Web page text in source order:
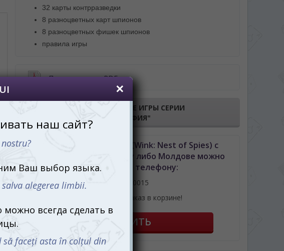
32 карты контрразведки
8 разноцветных карт шпионов
8 разноцветных фишек шпионов
правила игры
Правила игры в PDF
ПОКАЗАТЬ ВСЕ ИГРЫ СЕРИИ
"МАФИЯ"
Купить МИГ На связь (Wink: Nest of Spies) с
доставкой по Кишиневу либо Молдове можно
позвонив по телефону:
061110015
или оформив заказ в корзине!